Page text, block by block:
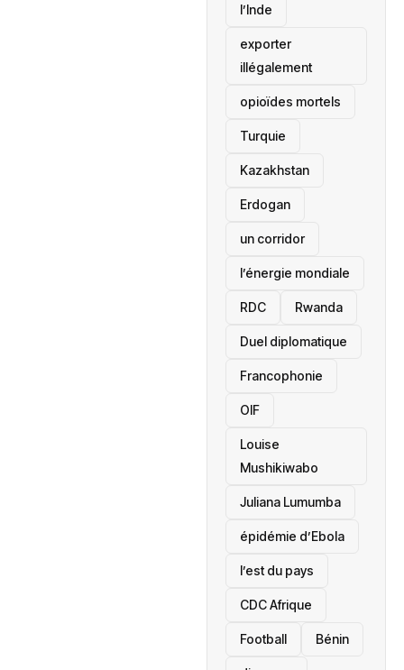
l’Inde
exporter
illégalement
opioïdes mortels
‎Turquie
Kazakhstan
Erdogan
un corridor
l’énergie mondiale
RDC Rwanda
Duel diplomatique
Francophonie
OIF
Louise
Mushikiwabo
Juliana Lumumba
épidémie d’Ebola
l’est du pays
CDC Afrique
Football Bénin